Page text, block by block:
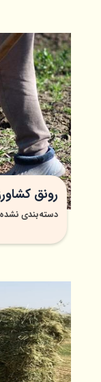
رونق
دسته‌بندی نشده